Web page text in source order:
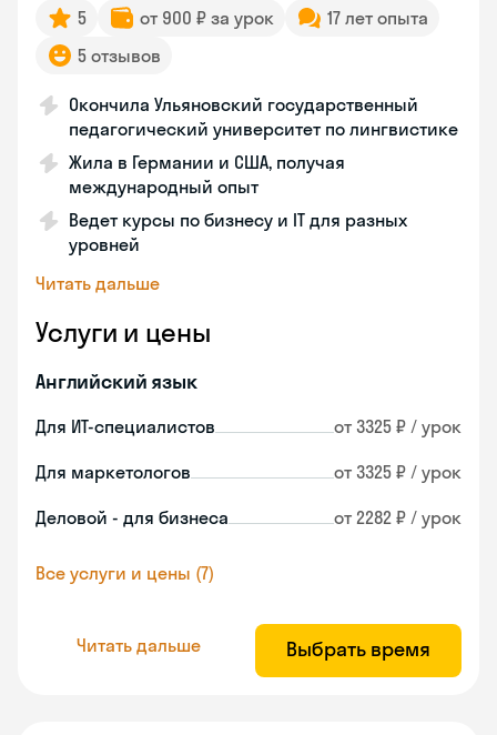
5 от 900 ₽ за урок
17 лет опыта
5 отзывов
Окончила Ульяновский государственный
педагогический университет по лингвистике
Жила в Германии и США, получая
международный опыт
Ведет курсы по бизнесу и IT для разных
уровней
Читать дальше
Услуги и цены
Английский язык
Для ИТ-специалистов от 3325 ₽ / урок
Для маркетологов от 3325 ₽ / урок
Деловой - для бизнеса от 2282 ₽ / урок
Все услуги и цены (7)
Читать дальше Выбрать время